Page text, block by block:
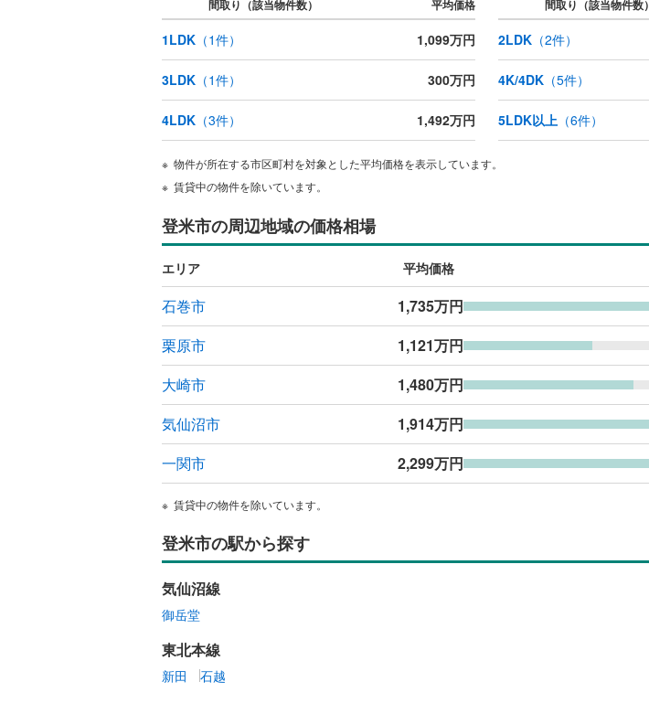
間取り（該当物件数） 平均価格 間取り（該当物件数）
1LDK （1件） 1,099万円 2LDK（2件）
3LDK （1件） 300万円 4K/4DK（5件）
4LDK （3件） 1,492万円 5LDK以上（6件）
物件が所在する市区町村を対象とした平均価格を表示しています。
賃貸中の物件を除いています。
登米市の周辺地域の価格相場
エリア 平均価格
石巻市 1,735万円
栗原市 1,121万円
大崎市 1,480万円
気仙沼市 1,914万円
一関市 2,299万円
賃貸中の物件を除いています。
登米市の駅から探す
気仙沼線
御岳堂
東北本線
新田 石越
オンライン内見(相談)可（0）
オンライン対応とは？